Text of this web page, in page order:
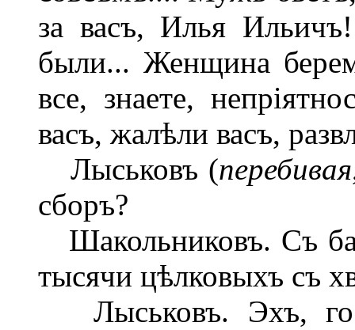
за васъ, Илья
были... Женщина
все, знаете,
васъ, жалѣли васъ,
Лыськовъ (перебивая
сборъ?
Шакольниковъ. Съ
тысячи цѣлковыхъ съ
Лыськовъ. Эхъ,